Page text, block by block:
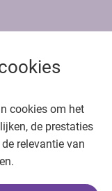
cookies om het
de prestaties
relevantie van
Oncologie.nu
om verder te gaan
voorbehouden.